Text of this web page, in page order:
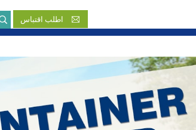
اطلب اقتباس
English
Русский язык